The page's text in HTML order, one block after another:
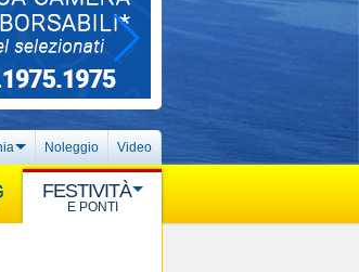
Noleggio Video
FESTIVITÀ
E PONTI